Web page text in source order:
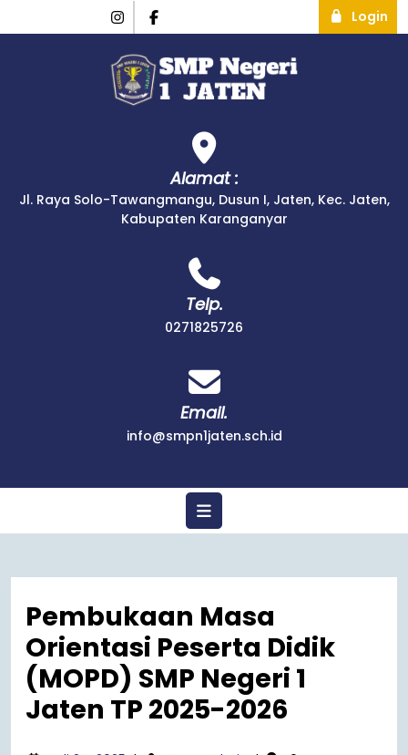
Login
Alamat :
Jl. Raya Solo-Tawangmangu, Dusun I, Jaten, Kec. Jaten,
Kabupaten Karanganyar
Telp.
0271825726
Email.
info@smpn1jaten.sch.id
Pembukaan Masa
Orientasi Peserta Didik
(MOPD) SMP Negeri 1
Jaten TP 2025-2026